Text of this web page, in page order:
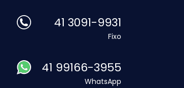
41 3091-9931
Fixo
41 99166-3955
WhatsApp